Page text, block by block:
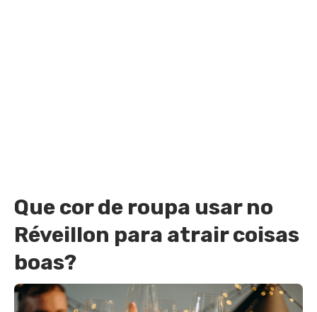
Que cor de roupa usar no
Réveillon para atrair coisas
boas?